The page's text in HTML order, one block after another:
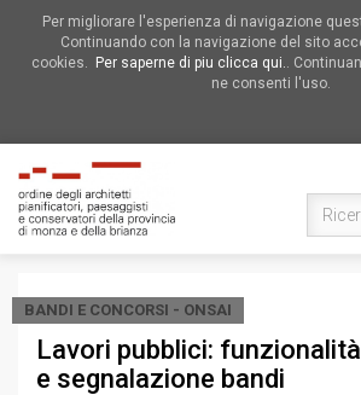
Per migliorare l'esperienza di navigazione
Continuando con la navigazione del sito
cookies.
Per saperne di piu clicca qui..
ne consenti l'uso.
BANDI E CONCORSI - ONSAI
Lavori pubblici:
e segnalazione bandi